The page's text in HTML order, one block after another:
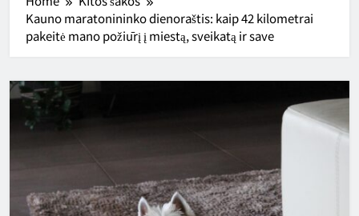
Kauno maratonininko dienoraštis: kaip 42 kilometrai
pakeitė mano požiūrį į miestą, sveikatą ir save